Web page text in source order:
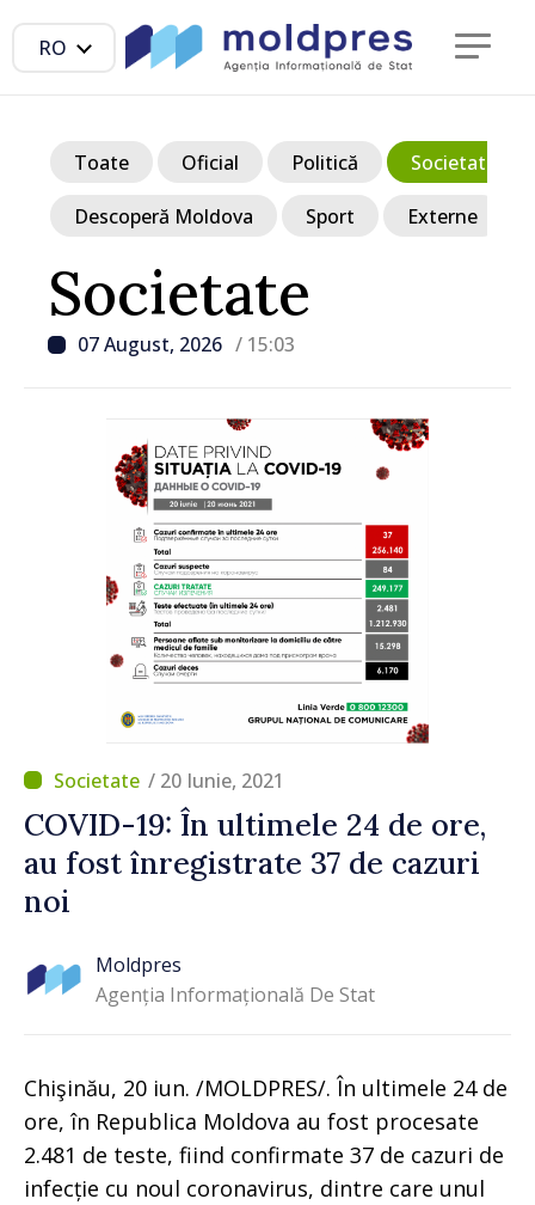
RO
Societate
07 August, 2026 / 15:03
Toate Oficial Politică Societate
Descoperă Moldova Sport Externe
/ 20 Iunie, 2021
COVID-19: În ultimele 24 de ore,
au fost înregistrate 37 de cazuri
noi
Moldpres
Agenția Informațională De Stat
Chişinău, 20 iun. /MOLDPRES/. În ultimele 24 de
ore, în Republica Moldova au fost procesate
2.481 de teste, fiind confirmate 37 de cazuri de
infecție cu noul coronavirus, dintre care unul